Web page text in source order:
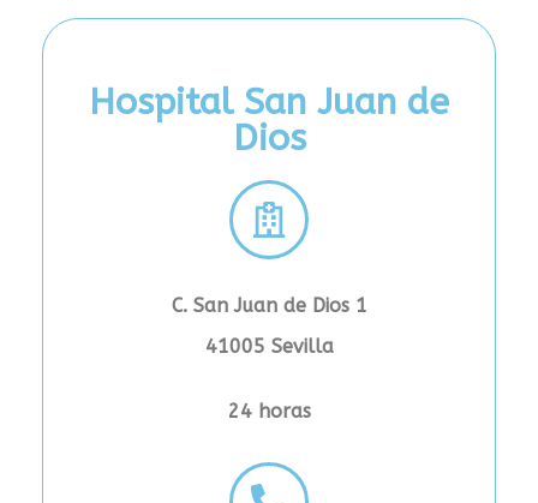
Hospital San Juan de
Dios
C. San Juan de Dios 1
41005 Sevilla
24 horas